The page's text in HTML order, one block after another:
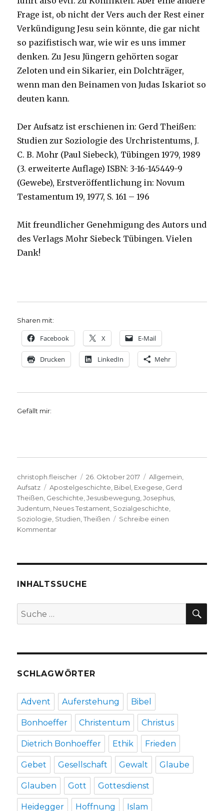
Frage ist, ob nicht der Vers auch der Rest einer
Verkündigung Jesu sein könnte, die gar nicht
so pazifistisch war, wie wir es uns immer
denken. Zu Jesu Jüngern gehörten sogar
Zeloten und ein Sikarier, ein Dolchträger,
wenn man den Beinamen von Judas Iskariot so
deuten kann.
Der Aufsatz ist erschienen in: Gerd Theißen:
Studien zur Soziologie des Urchristentums, J.
C. B. Mohr (Paul Siebeck), Tübingen 1979, 1989
(3. erweiterte Auflage) ISBN: 3-16-145449-9
(Gewebe), Erstveröffentlichung in: Novum
Testamentum 19, 1977, S. 161 – 196
Mit freundlicher Genehmigung des Autors und
des Verlags Mohr Siebeck Tübingen. Vielen
Dank!
Sharen mit:
Facebook X E-Mail
Drucken LinkedIn Mehr
Gefällt mir:
Autor
christoph.fleischer
Veröffentlicht
am
26. Oktober 2017 Kategorien
Allgemein,
Aufsatz
Schlagwörter
Apostelgeschichte, Bibel, Exegese, Gerd
Theißen, Geschichte,Jesusbewegung,Josephus,
Judentum, Neues Testament, Sozialgeschichte,
Soziologie, Studien,Theißen
Schreibe einen
Kommentarzu
zur
des
INHALTSSUCHE
Suche
nach:
SCHLAGWÖRTER
Advent Auferstehung Bibel
Bonhoeffer Christentum Christus
Dietrich Bonhoeffer Ethik Frieden
Gebet Gesellschaft Gewalt Glaube
Glauben Gott Gottesdienst
Heidegger Hoffnung Islam